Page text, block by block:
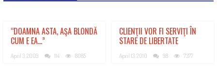
“DOAMNA ASTA, AŞA BLONDĂ
CUM E EA…”
April 3, 2009 114 8085
CLIENŢII VOR FI SERVIŢI ÎN
STARE DE LIBERTATE
April 13, 2010 98 7377